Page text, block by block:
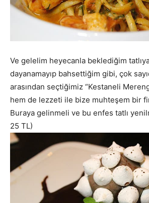
Ve gelelim heyecanla beklediğim
dayanamayıp bahsettiğim gibi, çok
arasından seçtiğimiz “Kestaneli
hem de lezzeti ile bize muhteşem bir
Buraya gelinmeli ve bu enfes tatlı
25 TL)